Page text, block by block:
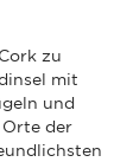
zu
mit
und
der